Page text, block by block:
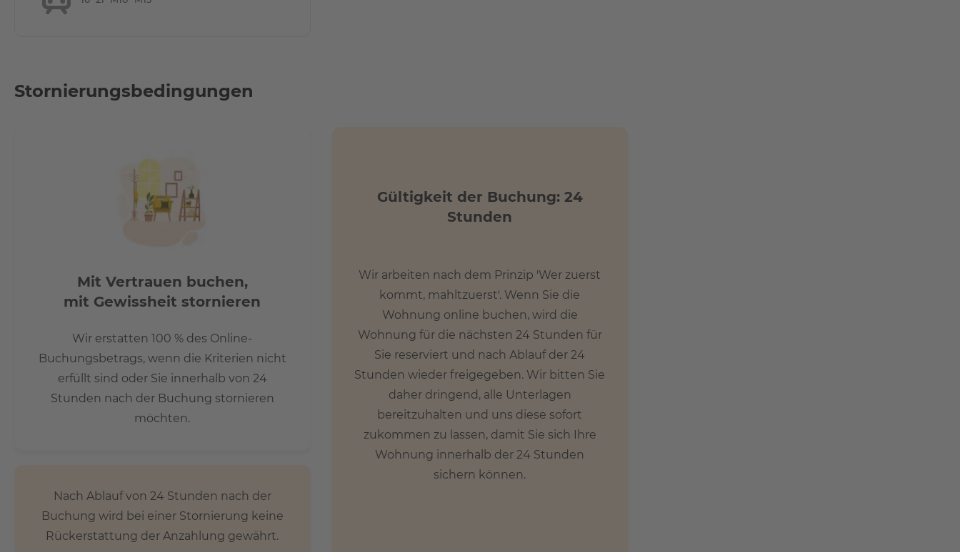
Stornierungsbedingungen
Mit Vertrauen buchen,
mit Gewissheit stornieren
Wir erstatten 100 % des Online-
Buchungsbetrags, wenn die Kriterien nicht
erfüllt sind oder Sie innerhalb von 24
Stunden nach der Buchung stornieren
möchten.
Nach Ablauf von 24 Stunden nach der
Buchung wird bei einer Stornierung keine
Rückerstattung der Anzahlung gewährt.
Gültigkeit der Buchung: 24
Stunden
Wir arbeiten nach dem Prinzip 'Wer zuerst
kommt, mahltzuerst'. Wenn Sie die
Wohnung online buchen, wird die
Wohnung für die nächsten 24 Stunden für
Sie reserviert und nach Ablauf der 24
Stunden wieder freigegeben. Wir bitten Sie
daher dringend, alle Unterlagen
bereitzuhalten und uns diese sofort
zukommen zu lassen, damit Sie sich Ihre
Wohnung innerhalb der 24 Stunden
sichern können.